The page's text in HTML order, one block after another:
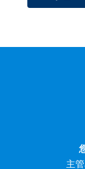
主